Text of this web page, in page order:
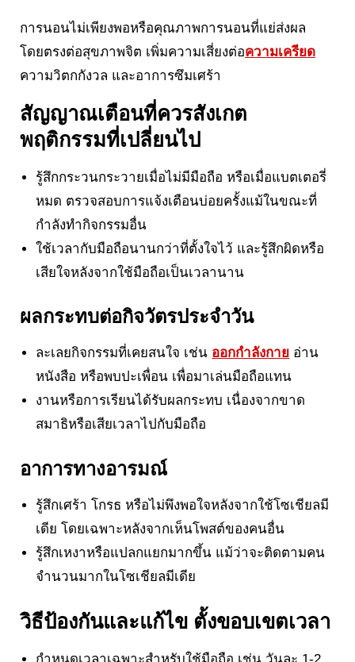
การนอนไม่เพียงพอหรือคุณภาพการนอนที่แย่ส่งผล
โดยตรงต่อสุขภาพจิต เพิ่มความเสี่ยงต่อความเครียด
ความวิตกกังวล และอาการซึมเศร้า
สัญญาณเตือนที่ควรสังเกต
พฤติกรรมที่เปลี่ยนไป
รู้สึกกระวนกระวายเมื่อไม่มีมือถือ หรือเมื่อแบตเตอรี่
หมด ตรวจสอบการแจ้งเตือนบ่อยครั้งแม้ในขณะที่
กำลังทำกิจกรรมอื่น
ใช้เวลากับมือถือนานกว่าที่ตั้งใจไว้ และรู้สึกผิดหรือ
เสียใจหลังจากใช้มือถือเป็นเวลานาน
ผลกระทบต่อกิจวัตรประจำวัน
ละเลยกิจกรรมที่เคยสนใจ เช่น ออกกำลังกาย อ่าน
หนังสือ หรือพบปะเพื่อน เพื่อมาเล่นมือถือแทน
งานหรือการเรียนได้รับผลกระทบ เนื่องจากขาด
สมาธิหรือเสียเวลาไปกับมือถือ
อาการทางอารมณ์
รู้สึกเศร้า โกรธ หรือไม่พึงพอใจหลังจากใช้โซเชียลมี
เดีย โดยเฉพาะหลังจากเห็นโพสต์ของคนอื่น
รู้สึกเหงาหรือแปลกแยกมากขึ้น แม้ว่าจะติดตามคน
จำนวนมากในโซเชียลมีเดีย
วิธีป้องกันและแก้ไข ตั้งขอบเขตเวลา